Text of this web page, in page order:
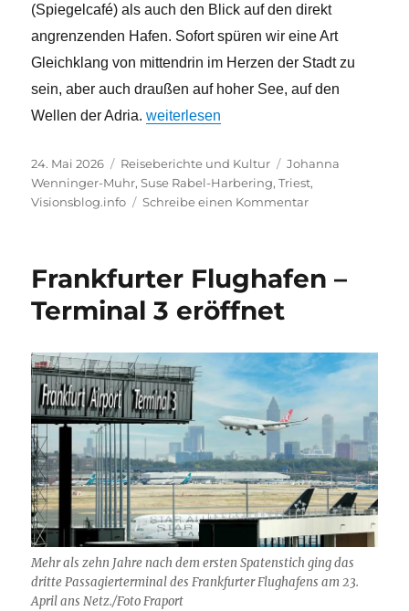
(Spiegelcafé) als auch den Blick auf den direkt
angrenzenden Hafen. Sofort spüren wir eine Art
Gleichklang von mittendrin im Herzen der Stadt zu
sein, aber auch draußen auf hoher See, auf den
Wellen der Adria.„Triest: Eleganz und Erbe – ein
weiterlesen
Veröffentlicht
am
24. Mai 2026 Kategorien
Reiseberichte und Kultur Schlagwörter
Johanna
Wenninger-Muhr,Suse Rabel-Harbering,Triest,
Visionsblog.info
Schreibe einen Kommentarzu
Erbe
Streifzug
durch
die
einstige
Hafenstadt
Frankfurter Flughafen –
Terminal 3 eröffnet
Mehr als zehn Jahre nach dem ersten Spatenstich ging das
dritte Passagierterminal des Frankfurter Flughafens am 23.
April ans Netz./Foto Fraport